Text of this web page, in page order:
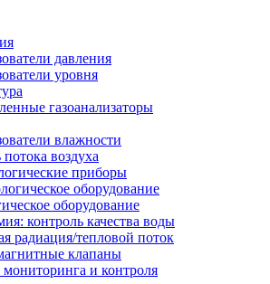
давления
уровня
газоанализаторы
влажности
воздуха
приборы
оборудование
оборудование
контроль качества воды
радиация/тепловой поток
клапаны
и контроля